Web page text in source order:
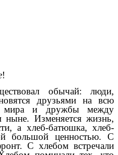
!
обычай: люди,
друзьями на всю
и дружбы между
ныне. Изменяется жизнь,
а хлеб-батюшка, хлеб-
большой ценностью. С
С хлебом встречали